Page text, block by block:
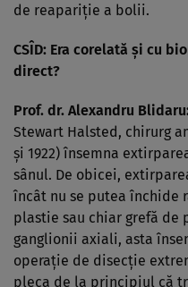
de reapariţie a bolii.
CSÎD: Era corelată şi cu
direct?
Prof. dr. Alexandru
Stewart Halsted, chirurg
şi 1922) însemna
sânul. De obicei,
încât nu se putea închide
plastie sau chiar grefă de
ganglionii axiali, asta
operaţie de disecţie
pleca de la principiul că